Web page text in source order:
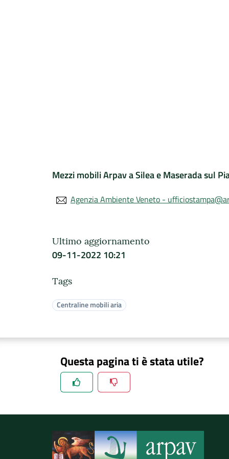
Mezzi mobili Arpav a Silea e Maserada sul
Agenzia Ambiente Veneto -
Ultimo aggiornamento
09-11-2022 10:21
Tags
Centraline mobili aria
Questa pagina ti è stata utile?
Spiegaci perchè, e aiutaci a migliorare il